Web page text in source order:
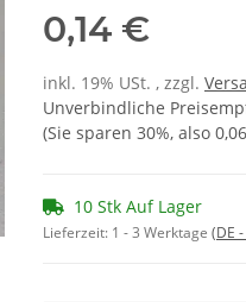
0,14 €
inkl. 19% USt. , zzgl.
Unverbindliche
(Sie sparen 30%, also
10 Stk Auf Lager
Lieferzeit: 1 - 3 Werktage (DE